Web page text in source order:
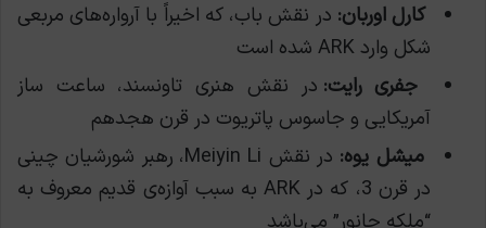
کارل اوربان: در نقش باب، که اخیراً با آرواره‌های مربعی
شکل وارد ARK شده است
جفری رایت: در نقش هنری تاونسند، ساعت ساز
آمریکایی و جاسوس پاتریوت در قرن هجدهم
میشل یوه:
در نقش Meiyin Li، رهبر شورشیان چینی
در قرن 3، که در ARK به سبب آوازه‌ی قدیم معروف به